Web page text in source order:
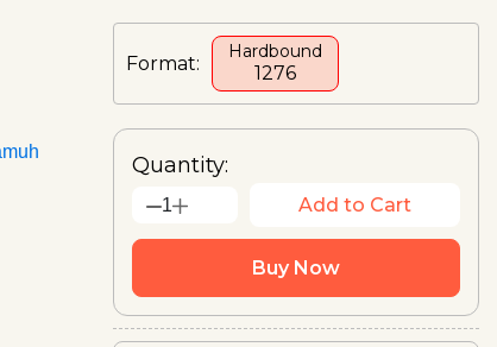
Format:
Hardbound
₹1276
Quantity:
1 Add to Cart
Buy Now